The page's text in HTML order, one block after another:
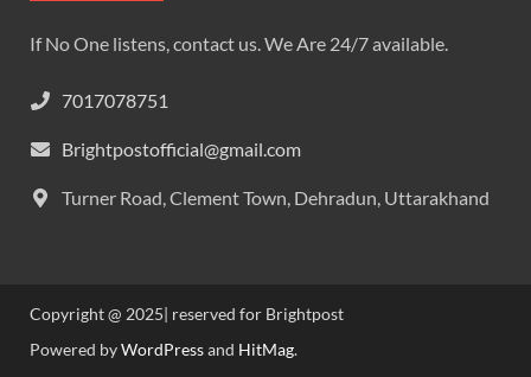
If No One listens, contact us. We Are 24/7 available.
7017078751
Brightpostofficial@gmail.com
Turner Road, Clement Town, Dehradun, Uttarakhand
Copyright @ 2025| reserved for Brightpost
Powered byWordPressand HitMag.